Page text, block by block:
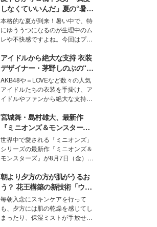
して、“髪そのものの美しさ”に改
めて注目する人が増えている様
子。今回は、そんな憧れの艶やか
な髪を日常で叶える、美容好きの
女性たちのヘアケア事情を紹介し
ます。
しなくていいんだ」夏の“暑さ
対策”の新しい選択肢とは？
本格的な夏が到来！暑い中で、特
にゆううつになるのが生理中のム
レや不快感ですよね。今回はプラ
モデル・愛甲ひかりさんと橋下美
好さんを迎えて本音で女子会トー
ク。猛暑のお出かけを快適に過ご
すヒントや、2人が感動した夏の
生理の新常識にも迫りました。
アイドルから絶大な支持 衣装
デザイナー・茅野しのぶの“可
愛い”を作る美学＜「シチズン
クロスシー」インタビュー＞
AKB48や＝LOVEなど数々の人気
アイドルたちの衣装を手掛け、ア
イドルやファンから絶大な支持を
取締役兼クリエイティブディレク
ター・茅野しのぶ。一人ひとりの
個性に寄り添い、魅力を引き出す
衣装作りは、多くの女性たちに勇
気と自信を与え続けている。
宮城舞・島村雄大、最新作
『ミニオンズ＆モンスター
ズ』の魅力熱弁 ハチャメチャ
だけじゃない“友情と絆”に感
動
世界中で愛される「ミニオンズ」
シリーズの最新作『ミニオンズ＆
モンスターズ』が8月7日（金）に
ニオン好き”という共通点を持つモ
デルの宮城舞と島村雄大の特別対
談をお届け！それぞれの視点か
ら、今作ならではの魅力や予想外
の感動をもたらす奥深いストーリ
ーについて熱く語り合ってもらっ
朝より夕方の方が肌がうるお
う？ 花王構築の新技術「ウォ
ーターキャプチャリングスキ
ン（捕水肌）」がスキンケア
の常識を変える予感
毎朝入念にスキンケアを行って
も、夕方には肌の乾燥を感じてし
まったり、保湿ミストが手放せな